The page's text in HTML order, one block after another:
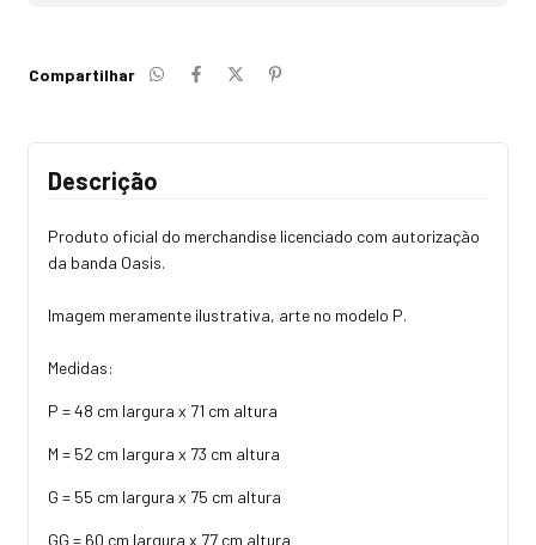
Compartilhar
Descrição
Produto oficial do merchandise licenciado com autorização
da banda Oasis.
Imagem meramente ilustrativa, arte no modelo P.
Medidas:
P = 48 cm largura x 71 cm altura
M = 52 cm largura x 73 cm altura
G = 55 cm largura x 75 cm altura
GG = 60 cm largura x 77 cm altura